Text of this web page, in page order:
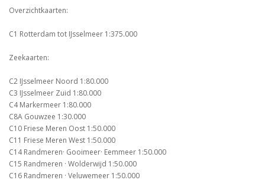
Overzichtkaarten:
C1 Rotterdam tot IJsselmeer 1:375.000
Zeekaarten:
C2 IJsselmeer Noord 1:80.000
C3 IJsselmeer Zuid 1:80.000
C4 Markermeer 1:80.000
C8A Gouwzee 1:30.000
C10 Friese Meren Oost 1:50.000
C11 Friese Meren West 1:50.000
C14 Randmeren· Gooimeer· Eemmeer 1:50.000
C15 Randmeren · Wolderwijd 1:50.000
C16 Randmeren · Veluwemeer 1:50.000